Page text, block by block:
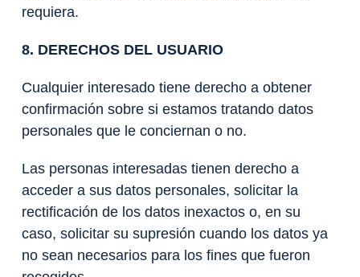
requiera.
8. DERECHOS DEL USUARIO
Cualquier interesado tiene derecho a obtener
confirmación sobre si estamos tratando datos
personales que le conciernan o no.
Las personas interesadas tienen derecho a
acceder a sus datos personales, solicitar la
rectificación de los datos inexactos o, en su
caso, solicitar su supresión cuando los datos ya
no sean necesarios para los fines que fueron